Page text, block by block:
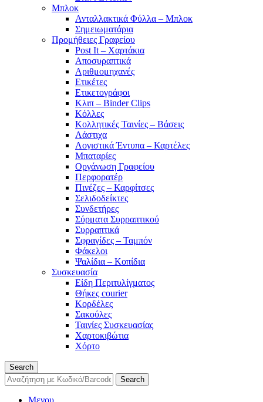
Μπλοκ
Ανταλλακτικά Φύλλα – Μπλοκ
Σημειωματάρια
Προμήθειες Γραφείου
Post It – Χαρτάκια
Αποσυραπτικά
Αριθμομηχανές
Ετικέτες
Ετικετογράφοι
Κλιπ – Binder Clips
Κόλλες
Κολλητικές Ταινίες – Βάσεις
Λάστιχα
Λογιστικά Έντυπα – Καρτέλες
Μπαταρίες
Οργάνωση Γραφείου
Περφορατέρ
Πινέζες – Καρφίτσες
Σελιδοδείκτες
Συνδετήρες
Σύρματα Συρραπτικού
Συρραπτικά
Σφραγίδες – Ταμπόν
Φάκελοι
Ψαλίδια – Κοπίδια
Συσκευασία
Είδη Περιτυλίγματος
Θήκες courier
Κορδέλες
Σακούλες
Ταινίες Συσκευασίας
Χαρτοκιβώτια
Χόρτο
Search
Search